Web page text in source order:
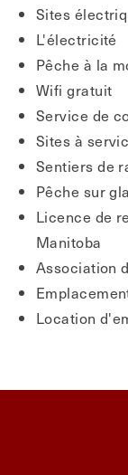
Sites
L'électricité
Pêche à la
Wifi gratuit
Service de
Sites à
Sentiers de
Pêche sur
Licence de
Manitoba
Association
Location